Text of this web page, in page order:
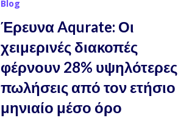
Blog
Έρευνα Aqurate: Οι
χειμερινές διακοπές
φέρνουν 28% υψηλότερες
πωλήσεις από τον ετήσιο
μηνιαίο μέσο όρο